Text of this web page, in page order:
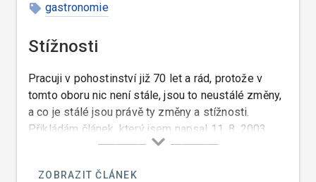
gastronomie
Stížnosti
Pracuji v pohostinství již 70 let a rád, protože v
tomto oboru nic není stále, jsou to neustálé změny,
a co je stálé jsou právě ty změny a stížnosti.
Přikládám článek, který jsem napsal 11. 8. 2003,
který je toho důkazem…
ZOBRAZIT ČLÁNEK